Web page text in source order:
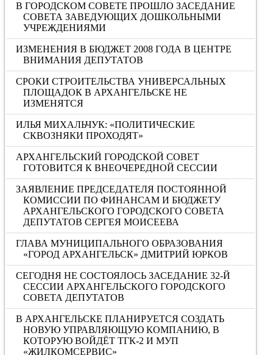
В ГОРОДСКОМ СОВЕТЕ ПРОШЛО ЗАСЕДАНИЕ
СОВЕТА ЗАВЕДУЮЩИХ ДОШКОЛЬНЫМИ
УЧРЕЖДЕНИЯМИ
ИЗМЕНЕНИЯ В БЮДЖЕТ 2008 ГОДА В ЦЕНТРЕ
ВНИМАНИЯ ДЕПУТАТОВ
СРОКИ СТРОИТЕЛЬСТВА УНИВЕРСАЛЬНЫХ
ПЛОЩАДОК В АРХАНГЕЛЬСКЕ НЕ
ИЗМЕНЯТСЯ
ИЛЬЯ МИХАЛЬЧУК: «ПОЛИТИЧЕСКИЕ
СКВОЗНЯКИ ПРОХОДЯТ»
АРХАНГЕЛЬСКИЙ ГОРОДСКОЙ СОВЕТ
ГОТОВИТСЯ К ВНЕОЧЕРЕДНОЙ СЕССИИ
ЗАЯВЛЕНИЕ ПРЕДСЕДАТЕЛЯ ПОСТОЯННОЙ
КОМИССИИ ПО ФИНАНСАМ И БЮДЖЕТУ
АРХАНГЕЛЬСКОГО ГОРОДСКОГО СОВЕТА
ДЕПУТАТОВ СЕРГЕЯ МОИСЕЕВА
ГЛАВА МУНИЦИПАЛЬНОГО ОБРАЗОВАНИЯ
«ГОРОД АРХАНГЕЛЬСК» ДМИТРИЙ ЮРКОВ
СЕГОДНЯ НЕ СОСТОЯЛОСЬ ЗАСЕДАНИЕ 32-Й
СЕССИИ АРХАНГЕЛЬСКОГО ГОРОДСКОГО
СОВЕТА ДЕПУТАТОВ
В АРХАНГЕЛЬСКЕ ПЛАНИРУЕТСЯ СОЗДАТЬ
НОВУЮ УПРАВЛЯЮЩУЮ КОМПАНИЮ, В
КОТОРУЮ ВОЙДЁТ ТГК-2 И МУП
«ЖИЛКОМСЕРВИС»